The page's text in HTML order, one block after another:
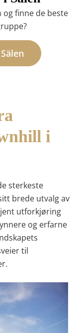
finne de beste
i
sterkeste
brede utvalg av
utforkjøring
og erfarne
til